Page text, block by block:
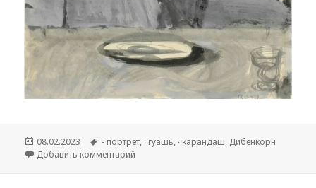
Опубликовано
08.02.2023 Метки
- портрет, ∙ гуашь, ∙ карандаш, Дибенкорн
Добавить комментарий